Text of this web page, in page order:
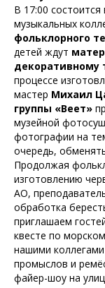
В 17:00
музыкальных
фольклорного
детей ждут
декоративному
процессе
мастер Михаил
группы «Веет»
музейной
фотографии на
очередь,
Продолжая
изготовлению
АО,
обработка
приглашаем
квесте по
нашими
промыслов и
файер-шоу на